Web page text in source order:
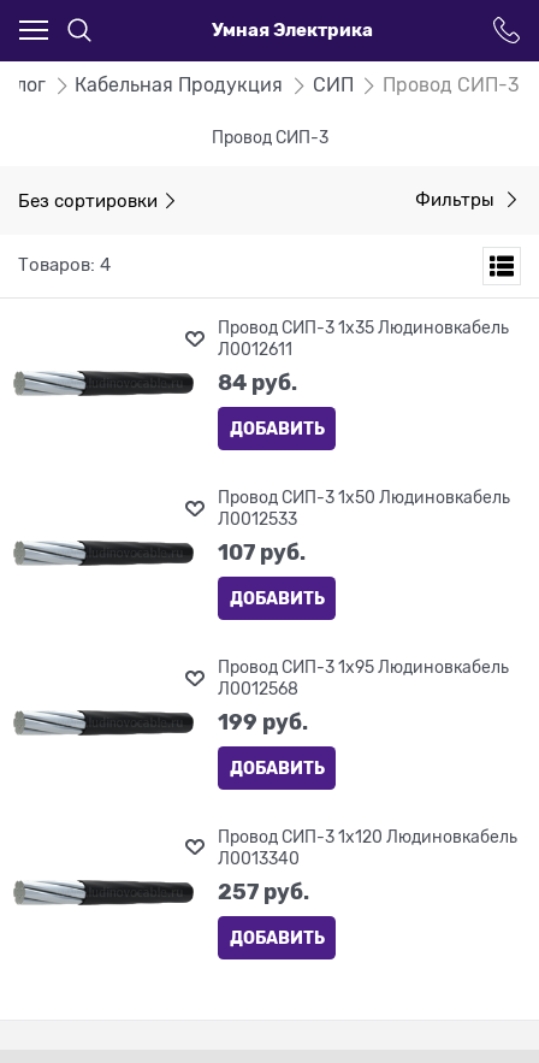
Умная Электрика
Кабельная Продукция СИП Провод СИП-3
Провод СИП-3
Без сортировки Фильтры
Товаров: 4
Провод СИП-3 1х35 Людиновкабель
Л0012611
84 руб.
ДОБАВИТЬ
Провод СИП-3 1х50 Людиновкабель
Л0012533
107 руб.
ДОБАВИТЬ
Провод СИП-3 1х95 Людиновкабель
Л0012568
199 руб.
ДОБАВИТЬ
Провод СИП-3 1х120 Людиновкабель
Л0013340
257 руб.
ДОБАВИТЬ